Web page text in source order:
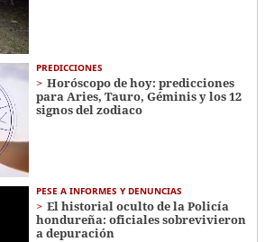
PREDICCIONES
Horóscopo de hoy: predicciones
para Aries, Tauro, Géminis y los 12
signos del zodiaco
PESE A INFORMES Y DENUNCIAS
El historial oculto de la Policía
hondureña: oficiales sobrevivieron
a depuración